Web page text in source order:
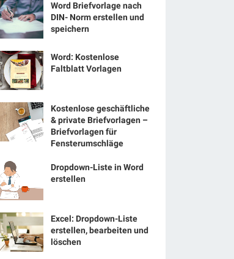
Word Briefvorlage nach
DIN- Norm erstellen und
speichern
Word: Kostenlose
Faltblatt Vorlagen
Kostenlose geschäftliche
& private Briefvorlagen –
Briefvorlagen für
Fensterumschläge
Dropdown-Liste in Word
erstellen
Excel: Dropdown-Liste
erstellen, bearbeiten und
löschen